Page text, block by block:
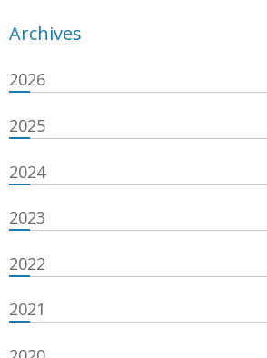
Archives
2026
2025
2024
2023
2022
2021